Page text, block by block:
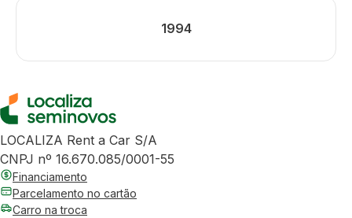
1994
LOCALIZA Rent a Car S/A
CNPJ nº 16.670.085/0001-55
Financiamento
Parcelamento no cartão
Carro na troca